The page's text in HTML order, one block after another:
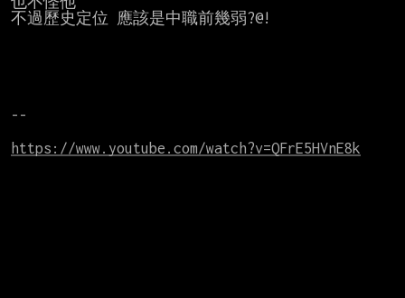
不過歷史定位 應該是中職前幾弱?@!
--
https://www.youtube.com/watch?v=QFrE5HVnE8k